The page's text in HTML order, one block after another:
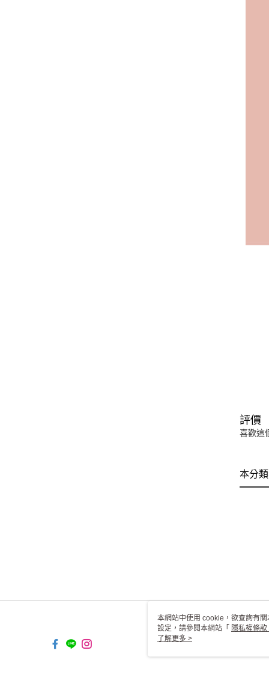
評價
喜歡這
本分
本網站中使用 cookie，欲查詢有
設定，請參閱本網站「 隱私權條款
使用 cookie。
了解更多 >